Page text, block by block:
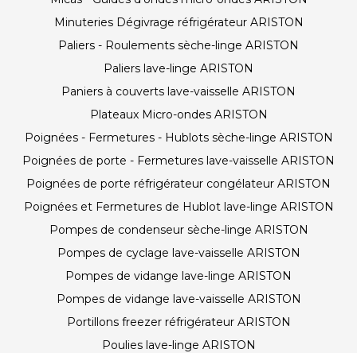
Minuteries Dégivrage réfrigérateur ARISTON
Paliers - Roulements sèche-linge ARISTON
Paliers lave-linge ARISTON
Paniers à couverts lave-vaisselle ARISTON
Plateaux Micro-ondes ARISTON
Poignées - Fermetures - Hublots sèche-linge ARISTON
Poignées de porte - Fermetures lave-vaisselle ARISTON
Poignées de porte réfrigérateur congélateur ARISTON
Poignées et Fermetures de Hublot lave-linge ARISTON
Pompes de condenseur sèche-linge ARISTON
Pompes de cyclage lave-vaisselle ARISTON
Pompes de vidange lave-linge ARISTON
Pompes de vidange lave-vaisselle ARISTON
Portillons freezer réfrigérateur ARISTON
Poulies lave-linge ARISTON